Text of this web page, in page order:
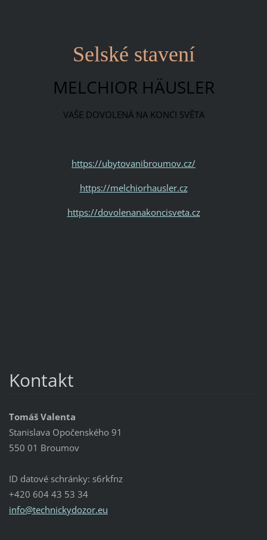
Selské stavení
MELCHIOR HÄUSLER
VAŠE DOVOLENÁ NA KONCI SVĚTA
https://ubytovanibroumov.cz/
https://melchiorhausler.cz
https://dovolenanakoncisveta.cz
Kontakt
Tomáš Valenta
Stanislava Opočenského 91
550 01 Broumov
ID datové schránky: s6rkfnz
+420 604 43 53 34
info@technickydozor.eu